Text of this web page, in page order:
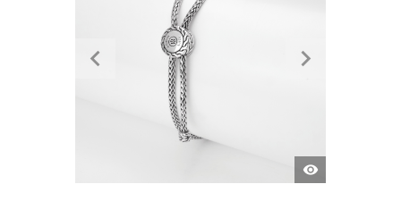
APERÇU
RAPIDE